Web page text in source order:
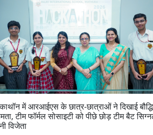
में आरआईएस के छात्र-छात्राओं ने दिखाई
टीम फॉर्मल सोसाइटी को पीछे छोड़ टीम बैट
विजेता